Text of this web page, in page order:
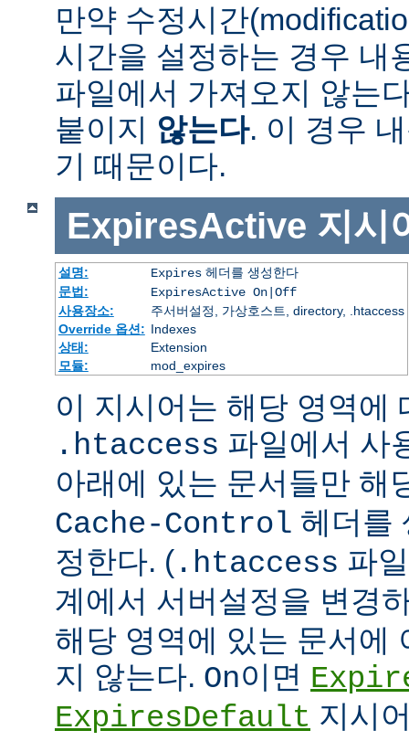
만약 수정시간
시간을 설정하는 경우 내
파일에서 가져오지 않는
붙이지 않는다. 이 경우
기 때문이다.
ExpiresActive 지시
설명: Expires헤더를 생성한다
문법:
ExpiresActive On|Off
사용장소:
주서버설정, 가상호스트, directory, .htaccess
Override 옵션: Indexes
상태:
Extension
모듈:
mod_expires
이 지시어는 해당 영역에
.htaccess 파일에서 사
아래에 있는 문서들만 해
Cache-Control 헤더를
정한다. ( .htaccess 파
계에서 서버설정을 변경
해당 영역에 있는 문서에
지 않는다. On이면
ExpiresDefault 지시